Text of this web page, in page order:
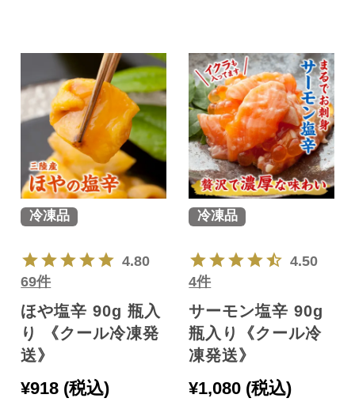
冷凍品
4.80
69件
ほや塩辛 90g 瓶入
り 《クール冷凍発
送》
¥918 税込
冷凍品
4.50
4件
サーモン塩辛 90g
瓶入り《クール冷
凍発送》
¥1,080 税込